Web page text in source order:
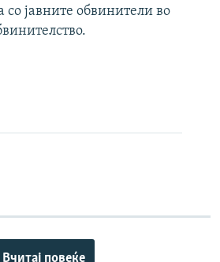
со јавните обвинители во
Вчитај повеќе